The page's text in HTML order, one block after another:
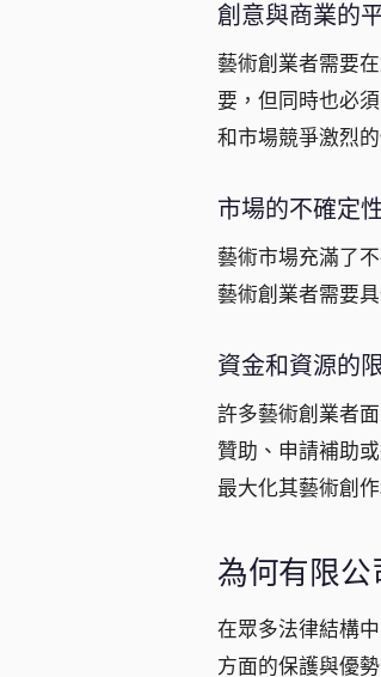
創意與商業的
藝術創業者需要
要，但同時也必
和市場競爭激烈的
市場的不確定
藝術市場充滿了
藝術創業者需要
資金和資源的
許多藝術創業者
贊助、申請補助
最大化其藝術創
為何有限
在眾多法律結構
方面的保護與優